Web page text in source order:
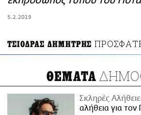
5.2.2019
ΤΣΙΟΔΡΑΣ ΔΗΜΗΤΡΗΣ
ΘΕΜΑΤΑ
Σκληρές
αλήθεια για